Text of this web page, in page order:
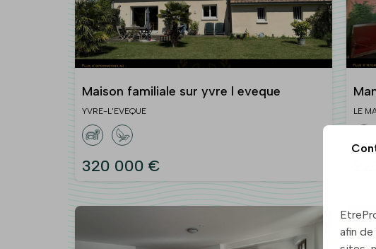
Maison familiale sur yvre l eveque
YVRE-L'EVEQUE
320 000 €
LE
afin